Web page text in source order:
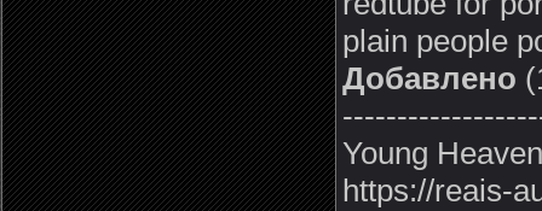
plain people
Добавлено
Young
https://reais-